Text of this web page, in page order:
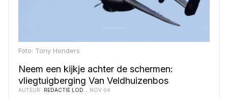
Foto: Tony Honders
Neem een kijkje achter de schermen:
vliegtuigberging Van Veldhuizenbos
AUTEUR: REDACTIE LOD NOV 04